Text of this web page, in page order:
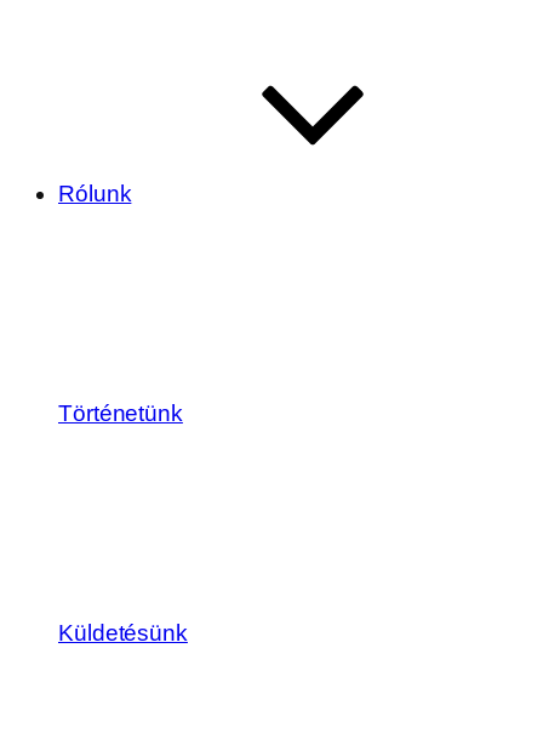
Rólunk
Történetünk
Küldetésünk